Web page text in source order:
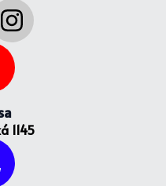
1145